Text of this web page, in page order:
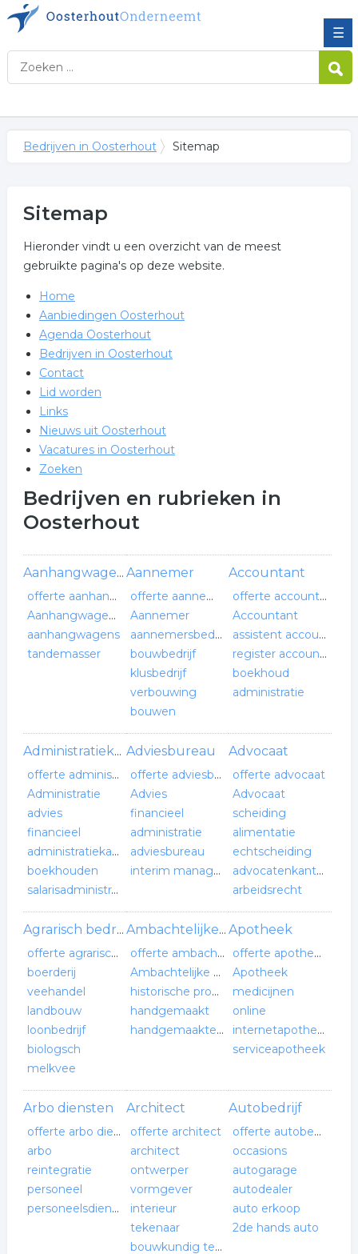
☰
Bedrijven in Oosterhout Sitemap
Sitemap
Hieronder vindt u een overzicht van de meest
gebruikte pagina's op deze website.
Home
Aanbiedingen Oosterhout
Agenda Oosterhout
Bedrijven in Oosterhout
Contact
Lid worden
Links
Nieuws uit Oosterhout
Vacatures in Oosterhout
Zoeken
Bedrijven en rubrieken in
Oosterhout
Aanhangwagen bedrijf
offerte aanhangwagen bedrijf
Aanhangwagen verkoop
aanhangwagens
tandemasser
Aannemer
offerte aannemer
Aannemer
aannemersbedrijf
bouwbedrijf
klusbedrijf
verbouwing
bouwen
Accountant
offerte accountant
Accountant
assistent accountant
register accountant
boekhoud
administratie
Administratiekantoor
offerte administratiekantoor
Administratie
advies
financieel
administratiekantoor
boekhouden
salarisadministratie
Adviesbureau
offerte adviesbureau
Advies
financieel
administratie
adviesbureau
interim management
Advocaat
offerte advocaat
Advocaat
scheiding
alimentatie
echtscheiding
advocatenkantoor
arbeidsrecht
Agrarisch bedrijf
offerte agrarisch bedrijf
boerderij
veehandel
landbouw
loonbedrijf
biologsch
melkvee
Ambachtelijke producten
offerte ambachtelijke producten
Ambachtelijke producten
historische producten
handgemaakt
handgemaakte producten
Apotheek
offerte apotheek
Apotheek
medicijnen
online
internetapotheek
serviceapotheek
Arbo diensten
offerte arbo diensten
arbo
reintegratie
personeel
personeelsdiensten
Architect
offerte architect
architect
ontwerper
vormgever
interieur
tekenaar
bouwkundig tekenaar
Autobedrijf
offerte autobedrijf
occasions
autogarage
autodealer
auto erkoop
2de hands auto